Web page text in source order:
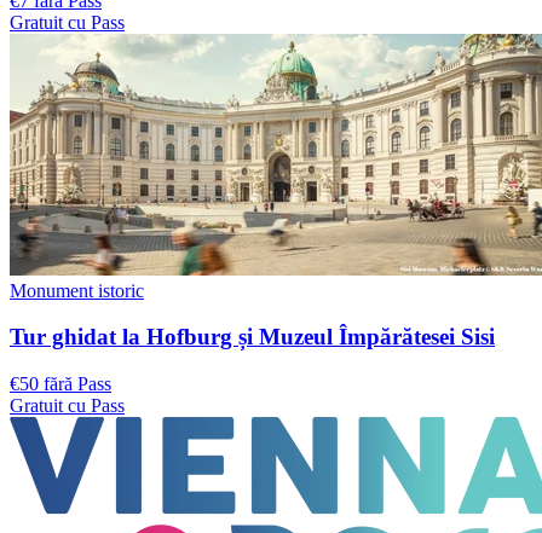
Gratuit cu Pass
Monument istoric
Tur ghidat la Hofburg și Muzeul Împărătesei Sisi
€50 fără Pass
Gratuit cu Pass